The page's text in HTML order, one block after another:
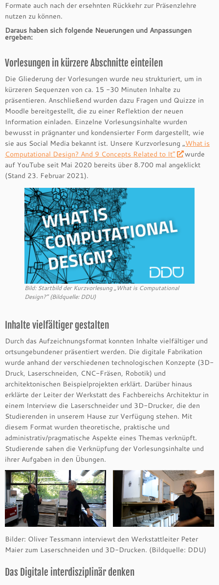
Formate auch nach der ersehnten Rückkehr zur Präsenzlehre
nutzen zu können.
Daraus haben sich folgende Neuerungen und Anpassungen
ergeben:
Vorlesungen in kürzere Abschnitte einteilen
Die Gliederung der Vorlesungen wurde neu strukturiert, um in
kürzeren Sequenzen von ca. 15 -30 Minuten Inhalte zu
präsentieren. Anschließend wurden dazu Fragen und Quizze in
Moodle bereitgestellt, die zu einer Reflektion der neuen
Information einladen. Einzelne Vorlesungsinhalte wurden
bewusst in prägnanter und kondensierter Form dargestellt, wie
sie aus Social Media bekannt ist. Unsere Kurzvorlesung „What is
Computational Design? And 9 Concepts Related to It“
wurde
auf YouTube seit Mai 2020 bereits über 8.700 mal angeklickt
(Stand 23. Februar 2021).
Bild: Startbild der Kurzvorlesung „What is Computational
Design?“ (Bildquelle: DDU)
Inhalte vielfältiger gestalten
Durch das Aufzeichnungsformat konnten Inhalte vielfältiger und
ortsungebundener präsentiert werden. Die digitale Fabrikation
wurde anhand der verschiedenen technologischen Konzepte (3D-
Druck, Laserschneiden, CNC-Fräsen, Robotik) und
architektonischen Beispielprojekten erklärt. Darüber hinaus
erklärte der Leiter der Werkstatt des Fachbereichs Architektur in
einem Interview die Laserschneider und 3D-Drucker, die den
Studierenden in unserem Hause zur Verfügung stehen. Mit
diesem Format wurden theoretische, praktische und
administrativ/pragmatische Aspekte eines Themas verknüpft.
Studierende sahen die Verknüpfung der Vorlesungsinhalte und
ihrer Aufgaben in den Übungen.
Bilder: Oliver Tessmann interviewt den Werkstattleiter Peter
Maier zum Laserschneiden und 3D-Drucken. (Bildquelle: DDU)
Das Digitale interdisziplinär denken